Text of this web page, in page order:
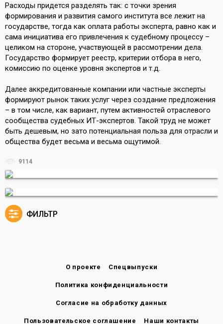
Расходы придется разделять так: с точки зрения
формирования и развития самого института все лежит на
государстве, тогда как оплата работы эксперта, равно как и
сама инициатива его привлечения к судебному процессу –
целиком на стороне, участвующей в рассмотрении дела.
Государство формирует реестр, критерии отбора в него,
комиссию по оценке уровня экспертов и т.д.
Далее аккредитованные компании или частные эксперты
формируют рынок таких услуг через создание предложения
– в том числе, как вариант, путем активностей отраслевого
сообщества судебных ИТ-экспертов. Такой труд не может
быть дешевым, но зато потенциальная польза для отрасли и
общества будет весьма и весьма ощутимой.
9114
ФИЛЬТР
О проекте Спецвыпуски
Политика конфиденциальности
Согласие на обработку данных
Пользовательское соглашение Наши контакты